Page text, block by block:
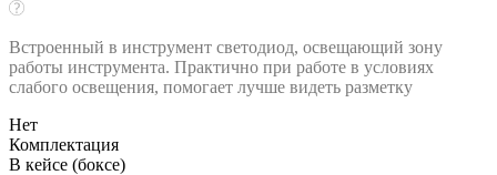
Встроенный в инструмент светодиод, освещающий зону
работы инструмента. Практично при работе в условиях
слабого освещения, помогает лучше видеть разметку
Нет
Комплектация
В кейсе (боксе)